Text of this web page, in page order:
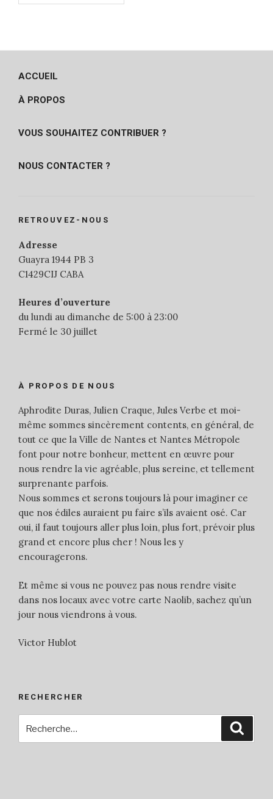
ACCUEIL
À PROPOS
VOUS SOUHAITEZ CONTRIBUER ?
NOUS CONTACTER ?
RETROUVEZ-NOUS
Adresse
Guayra 1944 PB 3
C1429CIJ CABA
Heures d’ouverture
du lundi au dimanche de 5:00 à 23:00
Fermé le 30 juillet
À PROPOS DE NOUS
Aphrodite Duras, Julien Craque, Jules Verbe et moi-
même sommes sincèrement contents, en général, de
tout ce que la Ville de Nantes et Nantes Métropole
font pour notre bonheur, mettent en œuvre pour
nous rendre la vie agréable, plus sereine, et tellement
surprenante parfois.
Nous sommes et serons toujours là pour imaginer ce
que nos édiles auraient pu faire s’ils avaient osé. Car
oui, il faut toujours aller plus loin, plus fort, prévoir plus
grand et encore plus cher ! Nous les y
encouragerons.
Et même si vous ne pouvez pas nous rendre visite
dans nos locaux avec votre carte Naolib, sachez qu’un
jour nous viendrons à vous.
Victor Hublot
RECHERCHER